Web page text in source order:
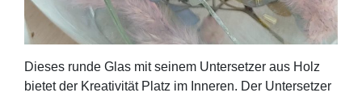
Die­ses run­de Glas mit sei­nem Unter­set­zer aus Holz
bie­tet der Krea­ti­vi­tät Platz im Inne­ren. Der Unter­set­zer